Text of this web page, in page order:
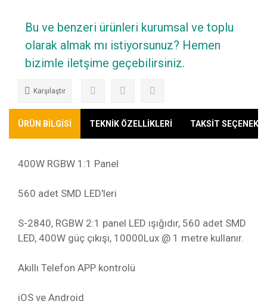
Bu ve benzeri ürünleri kurumsal ve toplu
olarak almak mı istiyorsunuz? Hemen
bizimle iletşime geçebilirsiniz.
Karşılaştır
ÜRÜN BİLGİSİ TEKNİK ÖZELLİKLERİ TAKSİT
400W RGBW 1:1 Panel
560 adet SMD LED'leri
S-2840, RGBW 2:1 panel LED ışığıdır, 560 adet SMD
LED, 400W güç çıkışı, 10000Lux @ 1 metre kullanır.
Akıllı Telefon APP kontrolü
iOS ve Android